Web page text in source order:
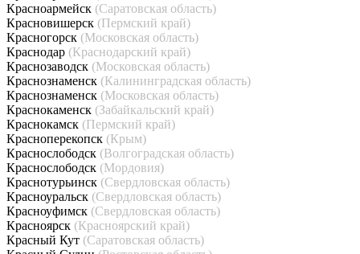
Красноармейск (Саратовская область)
Красновишерск (Пермский край)
Красногорск (Московская область)
Краснодар (Краснодарский край)
Краснозаводск (Московская область)
Краснознаменск (Калининградская область)
Краснознаменск (Московская область)
Краснокаменск (Забайкальский край)
Краснокамск (Пермский край)
Красноперекопск (Крым)
Краснослободск (Волгоградская область)
Краснослободск (Мордовия)
Краснотурьинск (Свердловская область)
Красноуральск (Свердловская область)
Красноуфимск (Свердловская область)
Красноярск (Красноярский край)
Красный Кут (Саратовская область)